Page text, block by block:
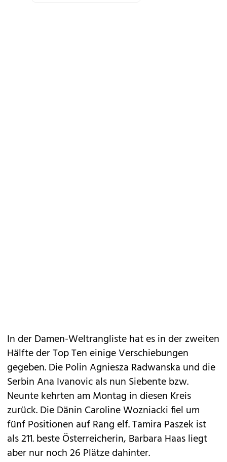
In der Damen-Weltrangliste hat es in der zweiten
Hälfte der Top Ten einige Verschiebungen
gegeben. Die Polin Agniesza Radwanska und die
Serbin Ana Ivanovic als nun Siebente bzw.
Neunte kehrten am Montag in diesen Kreis
zurück. Die Dänin Caroline Wozniacki fiel um
fünf Positionen auf Rang elf. Tamira Paszek ist
als 211. beste Österreicherin, Barbara Haas liegt
aber nur noch 26 Plätze dahinter.